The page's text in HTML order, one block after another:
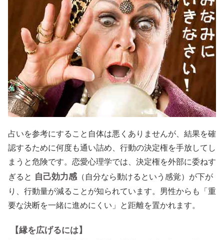
占いを参考にすること自体は悪くありませんが、結果を確
認するために何度も通い詰め、行動の決定権を手放してし
まうと危険です。恋愛心理学では、決定権を外部に委ねす
ぎると 自己効力感（自分なら動けるという感覚）が下が
り、行動量が減ることが知られています。男性からも「重
要な決断を一緒に進めにくい」と距離を置かれます。
【縁を広げるには】